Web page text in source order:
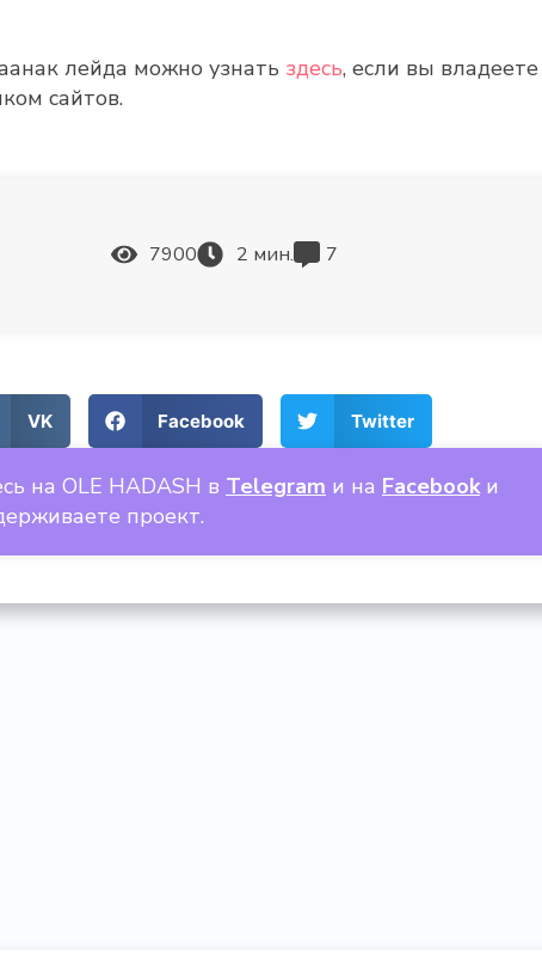
лейда можно узнать здесь, если вы владеете
сайтов.
7900 2 мин. 7
VK Facebook Twitter
на OLE HADASH в Telegram и на Facebookи
проект.